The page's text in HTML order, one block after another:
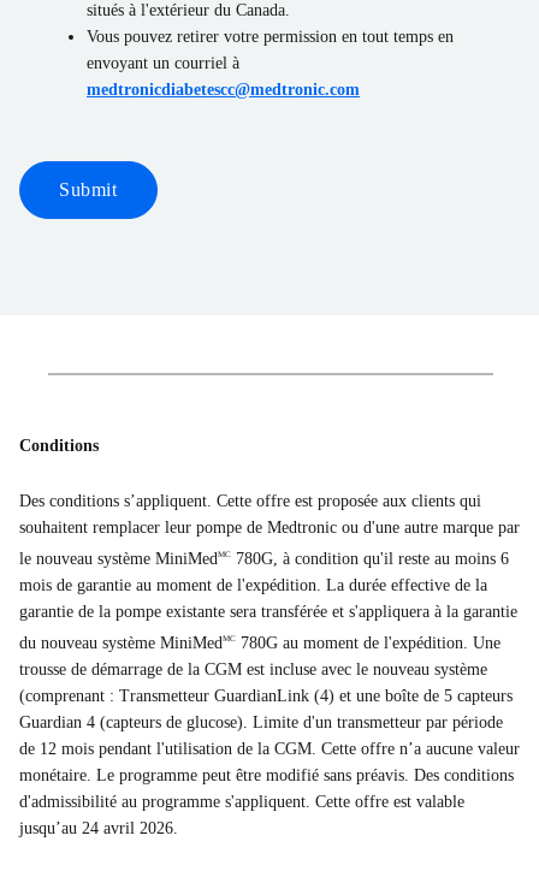
situés à l'extérieur du Canada.
Vous pouvez retirer votre permission en tout temps en
envoyant un courriel à
medtronicdiabetescc@medtronic.com
Submit
Conditions
Des conditions s’appliquent. Cette offre est proposée aux clients qui
souhaitent remplacer leur pompe de Medtronic ou d'une autre marque par
le nouveau système MiniMedMC
780G, à condition qu'il reste au moins 6
mois de garantie au moment de l'expédition. La durée effective de la
garantie de la pompe existante sera transférée et s'appliquera à la garantie
du nouveau système MiniMed MC
780G au moment de l'expédition. Une
trousse de démarrage de la CGM est incluse avec le nouveau système
(comprenant : Transmetteur GuardianLink (4) et une boîte de 5 capteurs
Guardian 4 (capteurs de glucose). Limite d'un transmetteur par période
de 12 mois pendant l'utilisation de la CGM. Cette offre n’a aucune valeur
monétaire. Le programme peut être modifié sans préavis. Des conditions
d'admissibilité au programme s'appliquent. Cette offre est valable
jusqu’au 24 avril 2026.